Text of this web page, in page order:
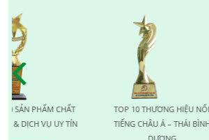
CHẤT
VỤ UY TÍN
TOP 10 THƯƠNG HIỆU NỔI
TIẾNG CHÂU Á – THÁI BÌNH